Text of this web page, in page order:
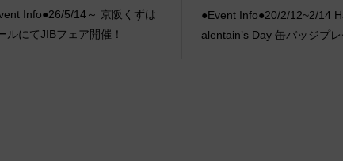
Info●26/5/14～ 京阪くずは
ルにてJIBフェア開催！
●Event Info●20/2/12~2/14
alentain’s Day 缶バッジプレ